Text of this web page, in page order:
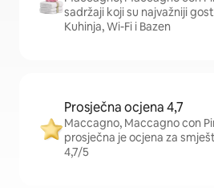
sadržaji koji su najvažniji
Kuhinja, Wi-Fi i Bazen
Prosječna ocjena 4,7
Maccagno, Maccagno con
prosječna je ocjena za
4,7/5